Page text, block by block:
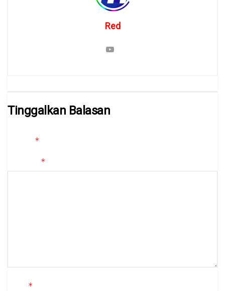
Red
Tinggalkan Balasan
*
*
*